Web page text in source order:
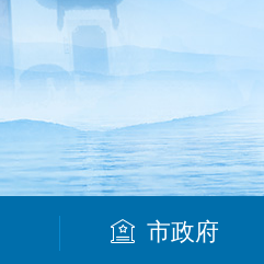
市政府